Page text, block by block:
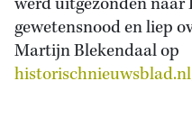
gewetensnood en liep
Martijn Blekendaal op